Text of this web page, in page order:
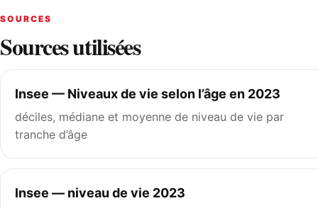
SOURCES
Sources utilisées
Insee — Niveaux de vie selon l’âge en 2023
déciles, médiane et moyenne de niveau de vie par
tranche d’âge
Insee — niveau de vie 2023